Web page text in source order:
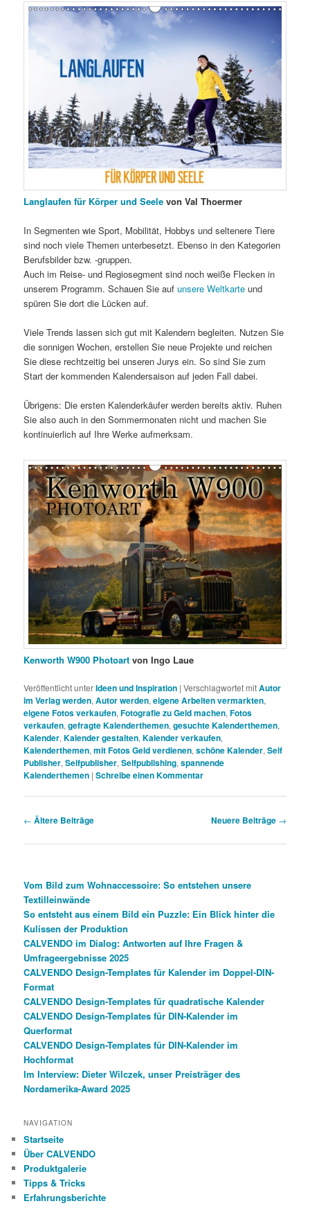
Langlaufen für Körper und Seelevon Val Thoermer
In Segmenten wie Sport, Mobilität, Hobbys und seltenere Tiere
sind noch viele Themen unterbesetzt. Ebenso in den Kategorien
Berufsbilder bzw. -gruppen.
Auch im Reise- und Regiosegment sind noch weiße Flecken in
unserem Programm. Schauen Sie aufunsere Weltkarte und
spüren Sie dort die Lücken auf.
Viele Trends lassen sich gut mit Kalendern begleiten. Nutzen Sie
die sonnigen Wochen, erstellen Sie neue Projekte und reichen
Sie diese rechtzeitig bei unseren Jurys ein. So sind Sie zum
Start der kommenden Kalendersaison auf jeden Fall dabei.
Übrigens: Die ersten Kalenderkäufer werden bereits aktiv. Ruhen
Sie also auch in den Sommermonaten nicht und machen Sie
kontinuierlich auf Ihre Werke aufmerksam.
Kenworth W900 Photoartvon Ingo Laue
Veröffentlicht unterIdeen und Inspiration |Verschlagwortet mitAutor
im Verlag werden,Autor werden,eigene Arbeiten vermarkten,
eigene Fotos verkaufen,Fotografie zu Geld machen,Fotos
verkaufen,gefragte Kalenderthemen,gesuchte Kalenderthemen,
Kalender,Kalender gestalten,Kalender verkaufen,
Kalenderthemen,mit Fotos Geld verdienen,schöne Kalender,Self
Publisher,Selfpublisher,Selfpublishing,spannende
Kalenderthemen |Schreibe einen Kommentar
Beitragsnavigation
← Ältere Beiträge Neuere Beiträge →
Vom Bild zum Wohnaccessoire: So entstehen unsere
Textilleinwände
So entsteht aus einem Bild ein Puzzle: Ein Blick hinter die
Kulissen der Produktion
CALVENDO im Dialog: Antworten auf Ihre Fragen &
Umfrageergebnisse 2025
CALVENDO Design-Templates für Kalender im Doppel-DIN-
Format
CALVENDO Design-Templates für quadratische Kalender
CALVENDO Design-Templates für DIN-Kalender im
Querformat
CALVENDO Design-Templates für DIN-Kalender im
Hochformat
Im Interview: Dieter Wilczek, unser Preisträger des
Nordamerika-Award 2025
NAVIGATION
Startseite
Über CALVENDO
Produktgalerie
Tipps & Tricks
Erfahrungsberichte